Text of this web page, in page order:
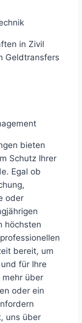
in Zivil
Geldtransfers
bieten
Schutz Ihrer
Egal ob
oder
höchsten
bereit, um
für Ihre
mehr über
oder ein
uns über